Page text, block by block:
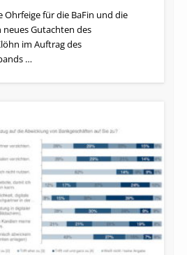
Ohrfeige für die BaFin und die
neues Gutachten des
im Auftrag des
…